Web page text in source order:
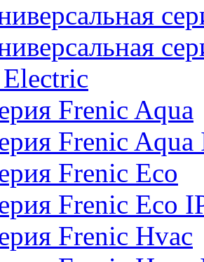
Frenic Aqua
Frenic Aqua
Frenic Eco
Frenic Eco
Frenic Hvac